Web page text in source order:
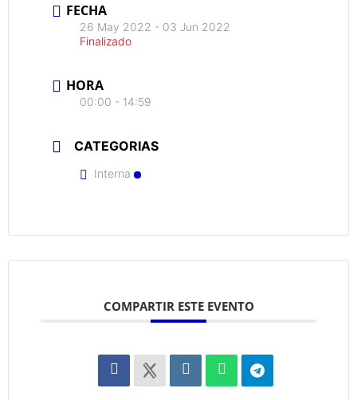
FECHA
26 May 2022 - 03 Jun 2022
Finalizado
HORA
00:00 - 14:59
CATEGORIAS
Interna
COMPARTIR ESTE EVENTO